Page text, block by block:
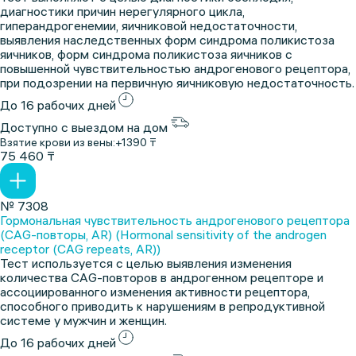
диагностики причин нерегулярного цикла,
гиперандрогенемии, яичниковой недостаточности,
выявления наследственных форм синдрома поликистоза
яичников, форм синдрома поликистоза яичников с
повышенной чувствительностью андрогенового рецептора,
при подозрении на первичную яичниковую недостаточность.
До 16 рабочих дней
Доступно с выездом на дом
Взятие крови из вены:+1390 ₸
75 460 ₸
№ 7308
Гормональная чувствительность андрогенового рецептора
(CAG-повторы, AR) (Hormonal sensitivity of the androgen
receptor (CAG repeats, AR))
Тест используется с целью выявления изменения
количества CAG-повторов в андрогенном рецепторе и
ассоциированного изменения активности рецептора,
способного приводить к нарушениям в репродуктивной
системе у мужчин и женщин.
До 16 рабочих дней